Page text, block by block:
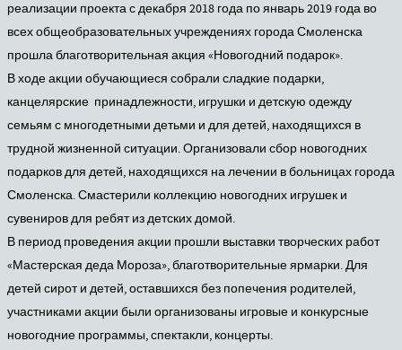
реализации проекта с декабря 2018 года по январь 2019 года во
всех общеобразовательных учреждениях города Смоленска
прошла благотворительная акция «Новогодний подарок».
В ходе акции обучающиеся собрали сладкие подарки,
канцелярские принадлежности, игрушки и детскую одежду
семьям с многодетными детьми и для детей, находящихся в
трудной жизненной ситуации. Организовали сбор новогодних
подарков для детей, находящихся на лечении в больницах города
Смоленска. Смастерили коллекцию новогодних игрушек и
сувениров для ребят из детских домой.
В период проведения акции прошли выставки творческих работ
«Мастерская деда Мороза», благотворительные ярмарки. Для
детей сирот и детей, оставшихся без попечения родителей,
участниками акции были организованы игровые и конкурсные
новогодние программы, спектакли, концерты.